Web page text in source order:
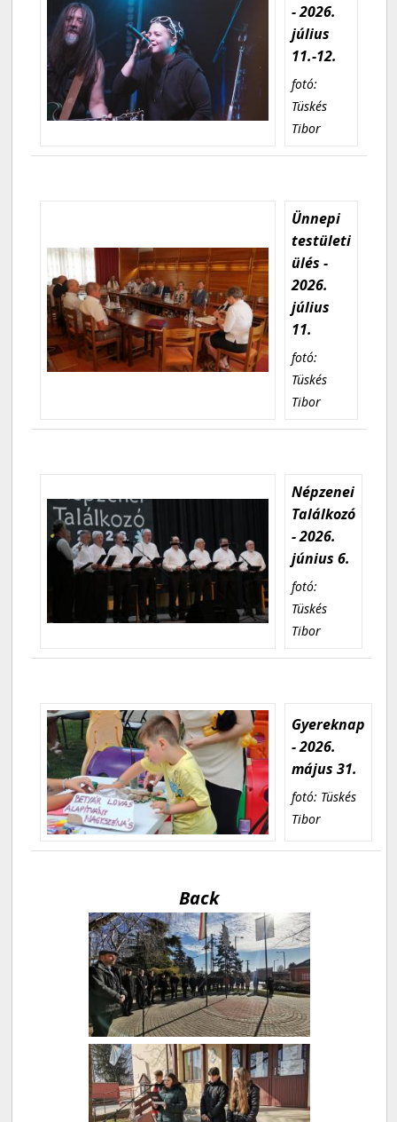
- 2026.
július
11.-12.
fotó:
Tüskés
Tibor
Ünnepi
testületi
ülés -
2026.
július
11.
fotó:
Tüskés
Tibor
Népzenei
Találkozó
- 2026.
június 6.
fotó:
Tüskés
Tibor
Gyereknap
- 2026.
május 31.
fotó: Tüskés
Tibor
Back